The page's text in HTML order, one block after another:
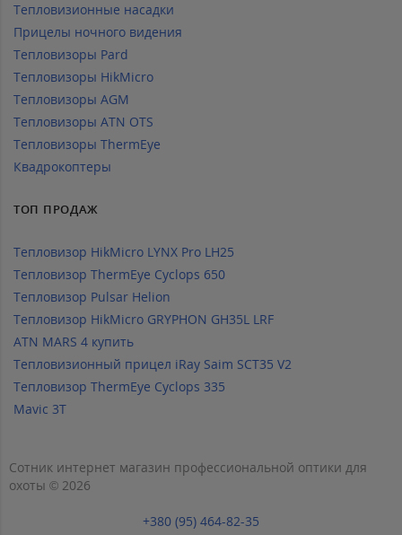
Тепловизионные насадки
Прицелы ночного видения
Тепловизоры Pard
Тепловизоры HikMicro
Тепловизоры AGM
Тепловизоры ATN OTS
Тепловизоры ThermEye
Квадрокоптеры
ТОП ПРОДАЖ
Тепловизор HikMicro LYNX Pro LH25
Тепловизор ThermEye Cyclops 650
Тепловизор Pulsar Helion
Тепловизор HikMicro GRYPHON GH35L LRF
ATN MARS 4 купить
Тепловизионный прицел iRay Saim SCT35 V2
Тепловизор ThermEye Cyclops 335
Mavic 3T
Сотник интернет магазин профессиональной оптики для
охоты © 2026
+380 (95) 464-82-35